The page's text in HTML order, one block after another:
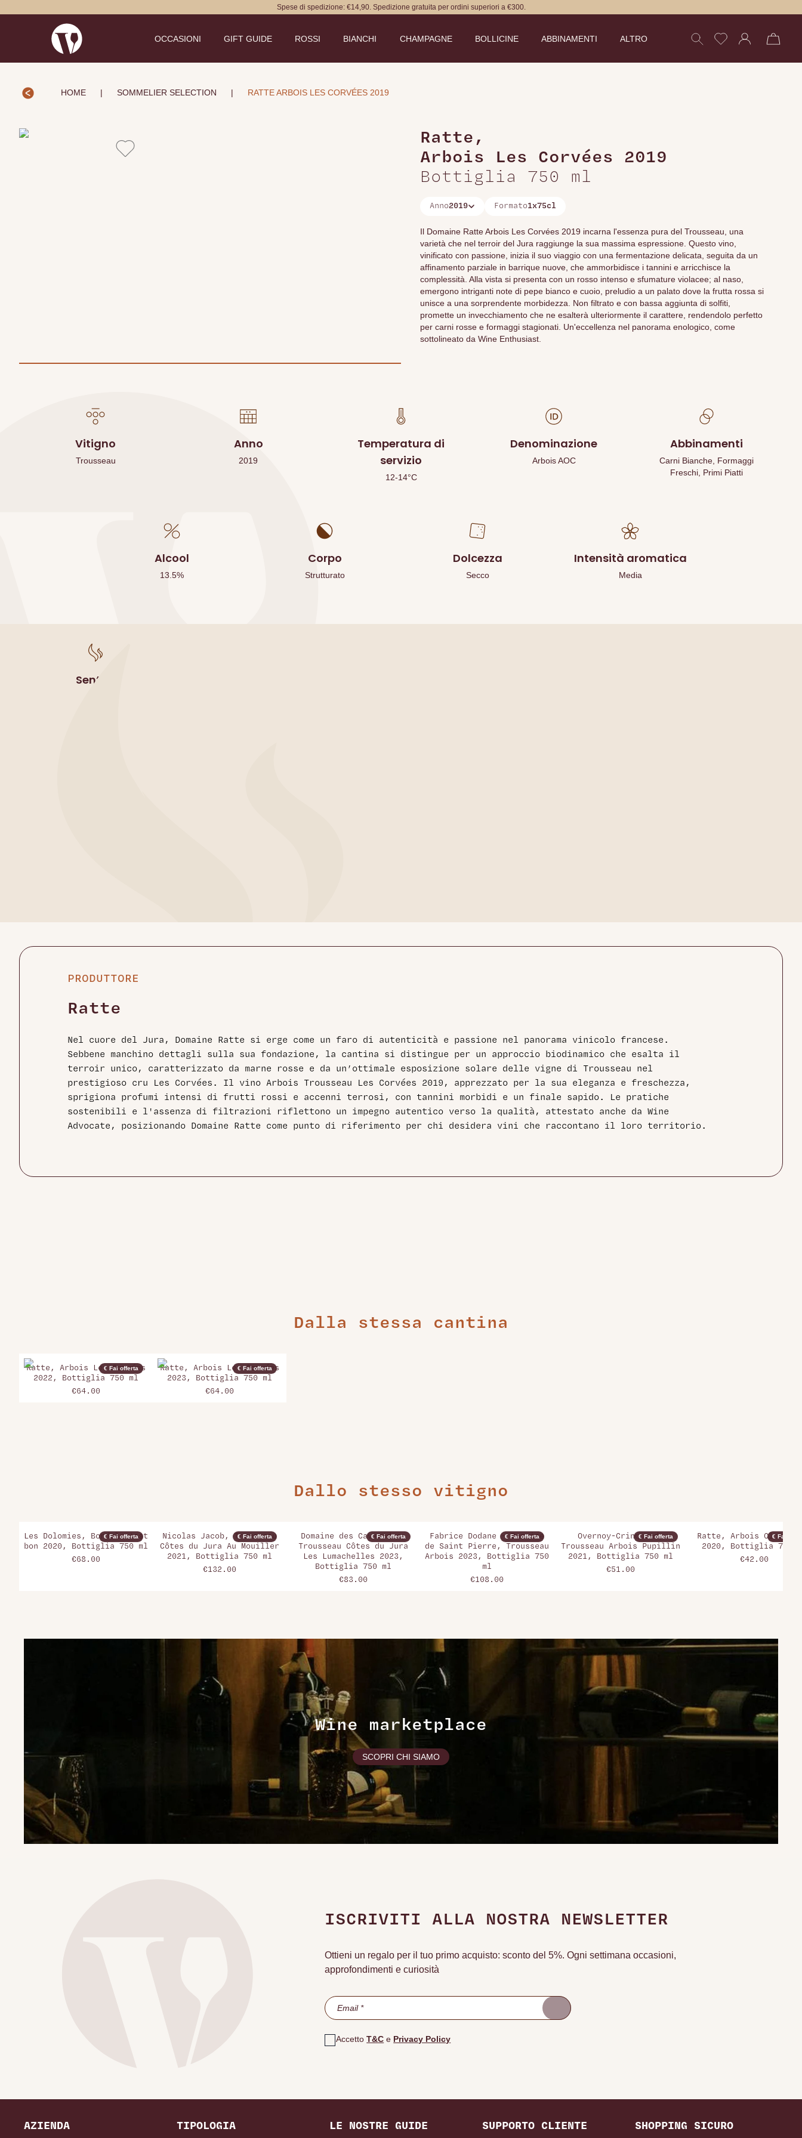
Spese di spedizione: €14,90. Spedizione gratuita per ordini superiori a €300.
OCCASIONI GIFT GUIDE ROSSI BIANCHI CHAMPAGNE BOLLICINE ABBINAMENTI ALTRO
HOME | SOMMELIER SELECTION | RATTE ARBOIS LES CORVÉES 2019
Ratte ,
Arbois Les Corvées 2019
Bottiglia 750 ml
Anno2019 Formato1x75cl
Il Domaine Ratte Arbois Les Corvées 2019 incarna l'essenza pura del Trousseau, una
varietà che nel terroir del Jura raggiunge la sua massima espressione. Questo vino,
vinificato con passione, inizia il suo viaggio con una fermentazione delicata, seguita da un
affinamento parziale in barrique nuove, che ammorbidisce i tannini e arricchisce la
complessità. Alla vista si presenta con un rosso intenso e sfumature violacee; al naso,
emergono intriganti note di pepe bianco e cuoio, preludio a un palato dove la frutta rossa si
unisce a una sorprendente morbidezza. Non filtrato e con bassa aggiunta di solfiti,
promette un invecchiamento che ne esalterà ulteriormente il carattere, rendendolo perfetto
per carni rosse e formaggi stagionati. Un'eccellenza nel panorama enologico, come
sottolineato da Wine Enthusiast.
Vitigno
Trousseau
Anno
2019
Temperatura di
servizio
12-14°C
Denominazione
Arbois AOC
Abbinamenti
Carni Bianche, Formaggi
Freschi, Primi Piatti
Alcool
13.5%
Corpo
Strutturato
Dolcezza
Secco
Intensità aromatica
Media
Sentori
PRODUTTORE
Ratte
Nel cuore del Jura, Domaine Ratte si erge come un faro di autenticità e passione nel panorama vinicolo francese.
Sebbene manchino dettagli sulla sua fondazione, la cantina si distingue per un approccio biodinamico che esalta il
terroir unico, caratterizzato da marne rosse e da un’ottimale esposizione solare delle vigne di Trousseau nel
prestigioso cru Les Corvées. Il vino Arbois Trousseau Les Corvées 2019, apprezzato per la sua eleganza e freschezza,
sprigiona profumi intensi di frutti rossi e accenni terrosi, con tannini morbidi e un finale sapido. Le pratiche
sostenibili e l'assenza di filtrazioni riflettono un impegno autentico verso la qualità, attestato anche da Wine
Advocate, posizionando Domaine Ratte come punto di riferimento per chi desidera vini che raccontano il loro territorio.
Dalla stessa cantina
€ Fai offerta
Ratte, Arbois Les Corvées
2022, Bottiglia 750 ml
€64.00
€ Fai offerta
Ratte, Arbois Les Corvées
2023, Bottiglia 750 ml
€64.00
Dallo stesso vitigno
€ Fai offerta
Les Dolomies, Bordel c'est
bon 2020, Bottiglia 750 ml
€68.00
€ Fai offerta
Nicolas Jacob, Trousseau
Côtes du Jura Au Mouiller
2021, Bottiglia 750 ml
€132.00
€ Fai offerta
Domaine des Cavarodes,
Trousseau Côtes du Jura
Les Lumachelles 2023,
Bottiglia 750 ml
€83.00
€ Fai offerta
Fabrice Dodane - Domaine
de Saint Pierre, Trousseau
Arbois 2023, Bottiglia 750
ml
€108.00
€ Fai offerta
Overnoy-Crinquand,
Trousseau Arbois Pupillin
2021, Bottiglia 750 ml
€51.00
€ Fai
Ratte, Arbois Clos
2020, Bottiglia 750
€42.00
Wine marketplace
SCOPRI CHI SIAMO
ISCRIVITI ALLA NOSTRA NEWSLETTER
Ottieni un regalo per il tuo primo acquisto: sconto del 5%. Ogni settimana occasioni,
approfondimenti e curiosità
AccettoT&C e Privacy Policy
AZIENDA TIPOLOGIA LE NOSTRE GUIDE SUPPORTO CLIENTE SHOPPING SICURO